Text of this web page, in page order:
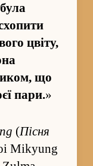
цвіту,
що
пари.»
(Пісня
Mikyung